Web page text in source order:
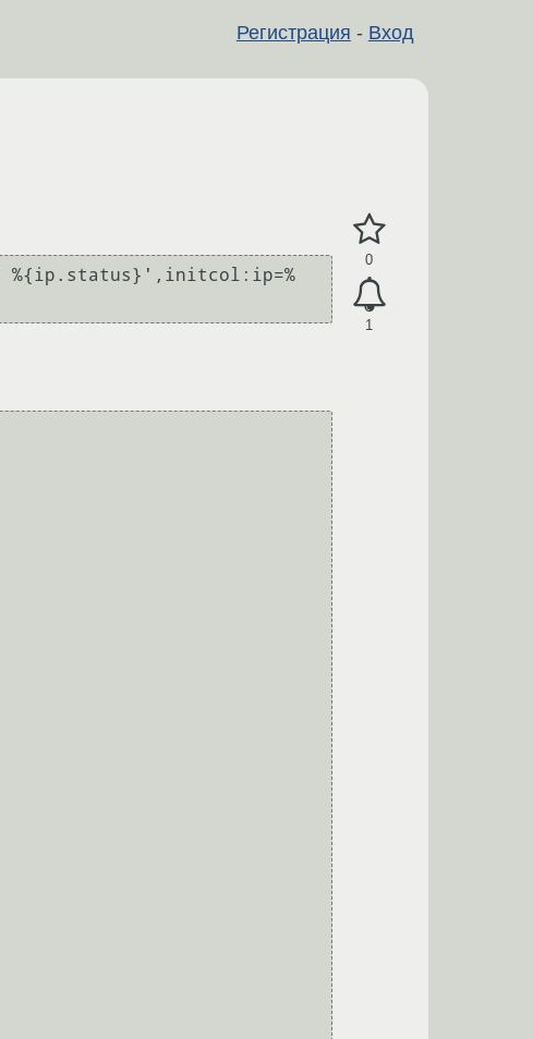
Регистрация - Вход
0
1
%{ip.status}',initcol:ip=%